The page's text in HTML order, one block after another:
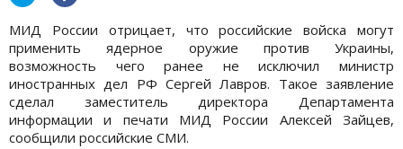
МИД России отрицает, что российские войска могут
применить ядерное оружие против Украины,
возможность чего ранее не исключил министр
иностранных дел РФ Сергей Лавров. Такое заявление
сделал заместитель директора Департамента
информации и печати МИД России Алексей Зайцев,
сообщили российские СМИ.